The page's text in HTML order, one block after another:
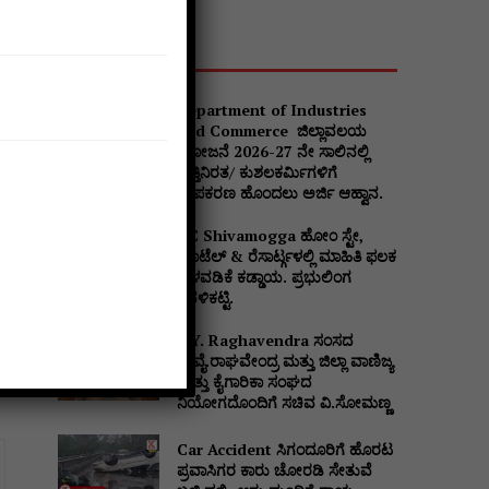
Department of Industries
and Commerce ಜಿಲ್ಲಾವಲಯ
ಯೋಜನೆ 2026-27 ನೇ ಸಾಲಿನಲ್ಲಿ
ವೃತ್ತಿನಿರತ/ ಕುಶಲಕರ್ಮಿಗಳಿಗೆ
ಉಪಕರಣ ಹೊಂದಲು ಅರ್ಜಿ ಆಹ್ವಾನ.
DC Shivamogga ಹೋಂ ಸ್ಟೇ,
ಹೊಟೆಲ್ & ರೆಸಾರ್ಟ್ಗಳಲ್ಲಿ ಮಾಹಿತಿ ಫಲಕ
ಅಳವಡಿಕೆ ಕಡ್ಡಾಯ. ಪ್ರಭುಲಿಂಗ
ಕವಳಿಕಟ್ಟಿ.
B.Y. Raghavendra ಸಂಸದ
ಬಿ.ವೈ.ರಾಘವೇಂದ್ರ ಮತ್ತು ಜಿಲ್ಲಾ ವಾಣಿಜ್ಯ
ಮತ್ತು ಕೈಗಾರಿಕಾ ಸಂಘದ
ನಿಯೋಗದೊಂದಿಗೆ ಸಚಿವ ವಿ‌.ಸೋಮಣ್ಣ
Car Accident ಸಿಗಂದೂರಿಗೆ ಹೊರಟ
ಪ್ರವಾಸಿಗರ ಕಾರು ಚೋರಡಿ ಸೇತುವೆ